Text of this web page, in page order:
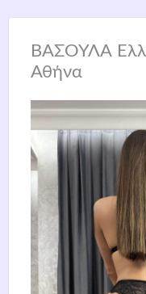
ΒΑΣΟΥΛΑ
Αθήνα